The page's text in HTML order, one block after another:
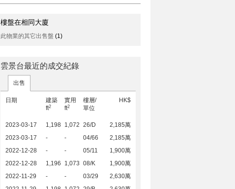
樓盤在相同大廈
此物業的其它出售盤 (1)
雲景台最近的成交紀錄
出售
日期
建築
ft2
實用
ft2
樓層/
單位
HK$
2023-03-17 1,198 1,072 26/D
2,185萬
2023-03-17
- - 04/66
2,185萬
2022-12-28
- - 05/11
1,900萬
2022-12-28
1,196 1,073 08/K
1,900萬
2022-11-29
- - 03/29
2,630萬